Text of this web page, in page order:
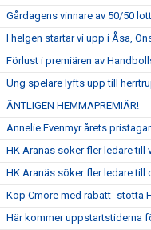
Gårdagens vinnare av 50/50
I helgen startar vi upp i Åsa,
Förlust i premiären av
Ung spelare lyfts upp till
ÄNTLIGEN HEMMAPREMIÄR!
Annelie Evenmyr årets
HK Aranäs söker fler ledare till
HK Aranäs söker fler ledare till
Köp Cmore med rabatt -stötta
Här kommer uppstartstiderna